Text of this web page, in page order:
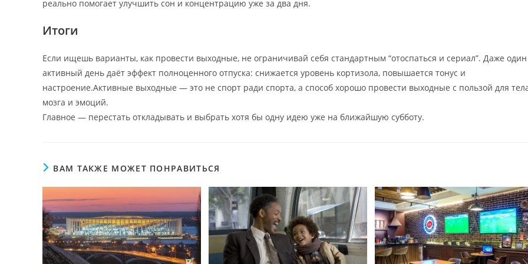
реально помогает улучшить сон и концентрацию уже за два дня.
Итоги
Если ищешь варианты, как провести выходные, не ограничивай себя стандартным “отоспаться и сериал”. Даже один
активный день даёт эффект полноценного отпуска: снижается уровень кортизола, повышается тонус и
настроение.Активные выходные — это не спорт ради спорта, а способ хорошо провести выходные с пользой для
мозга и эмоций.
Главное — перестать откладывать и выбрать хотя бы одну идею уже на ближайшую субботу.
ВАМ ТАКЖЕ МОЖЕТ ПОНРАВИТЬСЯ